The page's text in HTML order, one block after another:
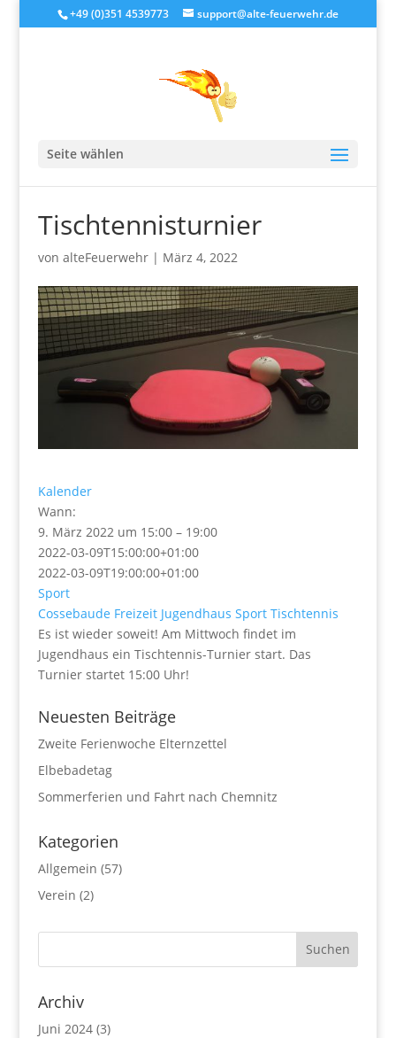
+49 (0)351 4539773 support@alte-feuerwehr.de
Seite wählen
Tischtennisturnier
von alteFeuerwehr| März 4, 2022
Kalender
Wann:
9. März 2022 um 15:00 – 19:00
2022-03-09T15:00:00+01:00
2022-03-09T19:00:00+01:00
Sport
Cossebaude Freizeit Jugendhaus Sport Tischtennis
Es ist wieder soweit! Am Mittwoch findet im
Jugendhaus ein Tischtennis-Turnier start. Das
Turnier startet 15:00 Uhr!
Neuesten Beiträge
Zweite Ferienwoche Elternzettel
Elbebadetag
Sommerferien und Fahrt nach Chemnitz
Kategorien
Allgemein (57)
Verein (2)
Archiv
Juni 2024(3)